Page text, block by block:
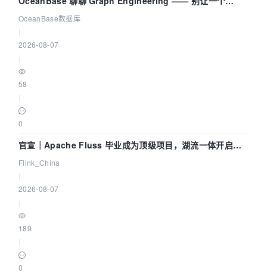
Agent 既当运动员又
OceanBase数据库
2026-08-07
58
0
官宣｜Apache Fluss 毕业成为顶级项目，湖流一体开启
Agentic Lake 全面实时化时代
Flink_China
2026-08-07
189
0